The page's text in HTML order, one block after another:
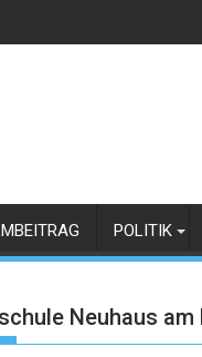
POLITIK
Neuhaus am